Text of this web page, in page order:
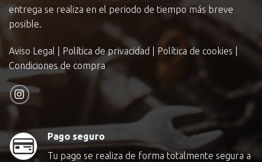
entrega se realiza en el periodo de tiempo más breve
posible.
Aviso Legal Política de privacidad Política de cookies
Condiciones de compra
Pago seguro
Tu pago se realiza de forma totalmente segura a